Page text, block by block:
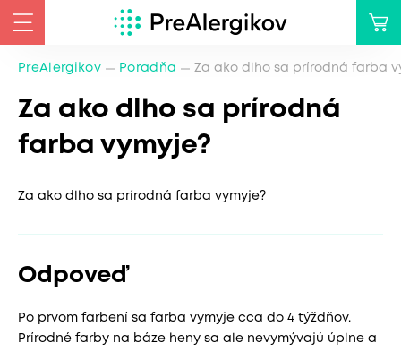
PreAlergikov Poradňa Za ako dlho sa prírodná farba
Za ako dlho sa prírodná
farba vymyje?
Za ako dlho sa prírodná farba vymyje?
Odpoveď
Po prvom farbení sa farba vymyje cca do 4 týždňov.
Prírodné farby na báze heny sa ale nevymývajú úplne a